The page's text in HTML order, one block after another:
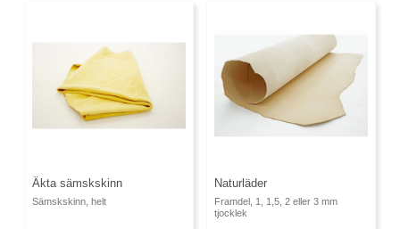
Äkta sämskskinn
Sämskskinn, helt
Naturläder
Framdel, 1, 1,5, 2 eller 3 mm
tjocklek